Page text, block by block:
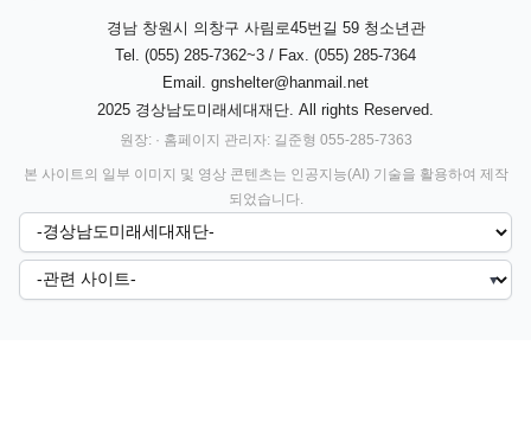
경남 창원시 의창구 사림로45번길 59 청소년관
Tel. (055) 285-7362~3 / Fax. (055) 285-7364
Email. gnshelter@hanmail.net
2025 경상남도미래세대재단. All rights Reserved.
원장: · 홈페이지 관리자: 길준형 055-285-7363
본 사이트의 일부 이미지 및 영상 콘텐츠는 인공지능(AI) 기술을 활용하여 제작
되었습니다.
▼